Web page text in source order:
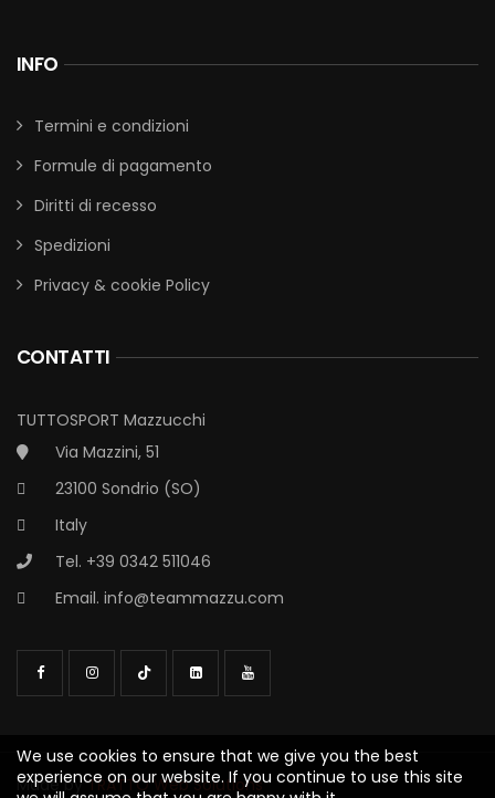
INFO
Termini e condizioni
Formule di pagamento
Diritti di recesso
Spedizioni
Privacy & cookie Policy
CONTATTI
TUTTOSPORT Mazzucchi
Via Mazzini, 51
23100 Sondrio (SO)
Italy
Tel. +39 0342 511046
Email. info@teammazzu.com
Made byTRATTO Web Solutions
We use cookies to ensure that we give you the best
experience on our website. If you continue to use this site